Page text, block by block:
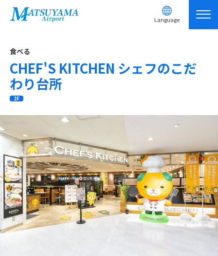
Language
食べる
CHEF'S KITCHEN シェフのこだ
わり台所
2F